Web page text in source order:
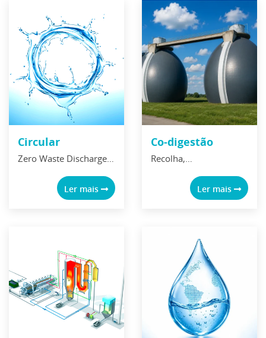
Circular
Zero Waste Discharge
Recuperação &
Produção deLer mais
Co-digestão
Recolha,
valorização de
efluentes/resíduos
efluentes/resíduos,
para produção de
Ler mais